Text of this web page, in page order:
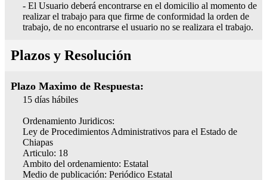
- El Usuario deberá encontrarse en el domicilio al momento de
realizar el trabajo para que firme de conformidad la orden de
trabajo, de no encontrarse el usuario no se realizara el trabajo.
Plazos y Resolución
Plazo Maximo de Respuesta:
15 días hábiles
Ordenamiento Juridicos:
Ley de Procedimientos Administrativos para el Estado de
Chiapas
Articulo: 18
Ambito del ordenamiento: Estatal
Medio de publicación: Periódico Estatal